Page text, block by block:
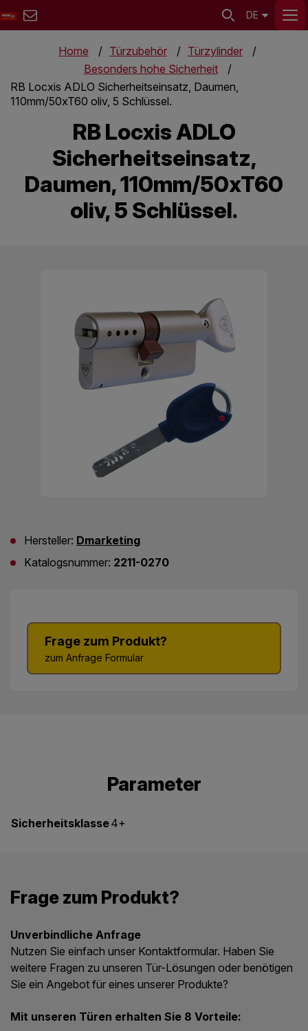
DE
Home Türzubehör
Türzylinder
Besonders hohe Sicherheit
RB Locxis ADLO Sicherheitseinsatz, Daumen,
110mm/50xT60 oliv, 5 Schlüssel.
RB Locxis ADLO
Sicherheitseinsatz,
Daumen, 110mm/50xT60
oliv, 5 Schlüssel.
Frage zum Produkt?
zum Anfrage Formular
Hersteller: Dmarketing
Katalogsnummer: 2211-0270
Parameter
Sicherheitsklasse4+
Frage zum Produkt?
Unverbindliche Anfrage
Nutzen Sie einfach unser Kontaktformular. Haben Sie
weitere Fragen zu unseren Tür-Lösungen oder benötigen
Sie ein Angebot für eines unserer Produkte?
Mit unseren Türen erhalten Sie 8 Vorteile: